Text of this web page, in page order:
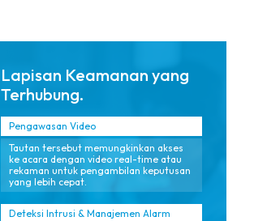
Lapisan Keamanan yang
Terhubung.
Pengawasan Video
Tautan tersebut memungkinkan akses
ke acara dengan video real-time atau
rekaman untuk pengambilan keputusan
yang lebih cepat.
Deteksi Intrusi & Manajemen Alarm